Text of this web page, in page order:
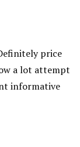
price
a lot attempt
informative